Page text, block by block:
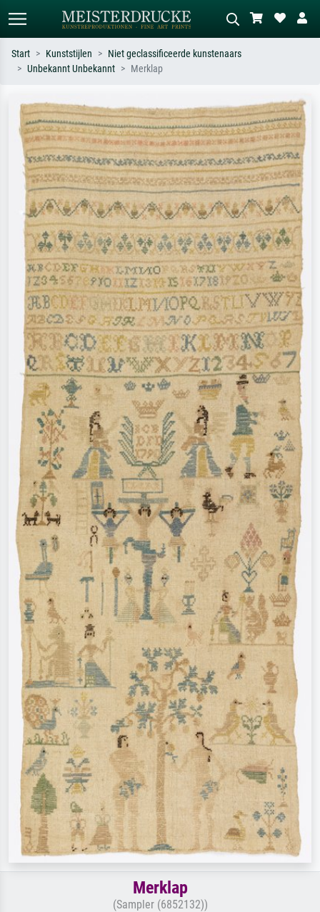
Zoek op kunstenaar, titel of stijl – bijv.
Monet, Sterrennacht, impressionisme,
Hokusai-golf, naakt.
Beschrijf de scène – bijv. groene
weide, abstract met veel rood, donker
olieverfschilderij, staand naakt naast
een boom.
Start Kunststijlen
Niet geclassificeerde kunstenaars
Unbekannt Unbekannt
Merklap
Merklap
(Sampler (6852132))